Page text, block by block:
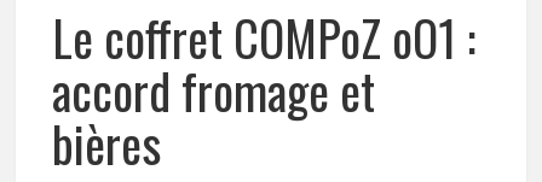
Le coffret COMPoZ oO1 :
accord fromage et
bières